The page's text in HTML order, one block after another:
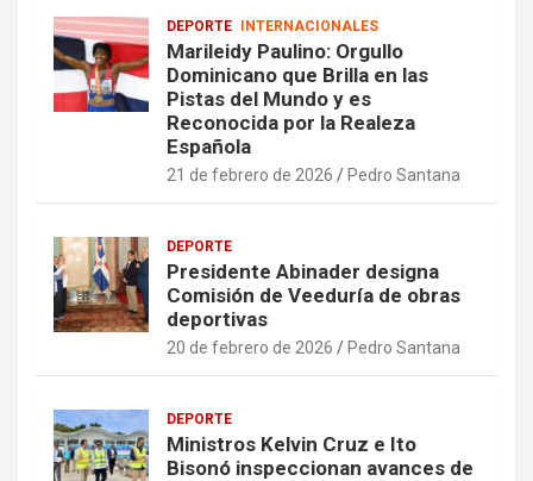
DEPORTE INTERNACIONALES
Marileidy Paulino: Orgullo
Dominicano que Brilla en las
Pistas del Mundo y es
Reconocida por la Realeza
Española
21 de febrero de 2026 Pedro Santana
DEPORTE
Presidente Abinader designa
Comisión de Veeduría de obras
deportivas
20 de febrero de 2026 Pedro Santana
DEPORTE
Ministros Kelvin Cruz e Ito
Bisonó inspeccionan avances de